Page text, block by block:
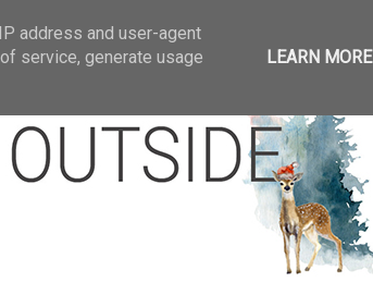
address and user-agent
service, generate usage
LEARN MORE